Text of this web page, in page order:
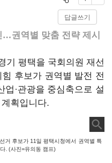
답글쓰기
…권역별 맞춤 전략 제시
기 평택을 국회의원 재선
후보가 권역별 발전 전
업·관광을 중심축으로 설
획입니다.
거 후보가 11일 평택시청에서 권역별 특
. (사진=유의동 캠프)